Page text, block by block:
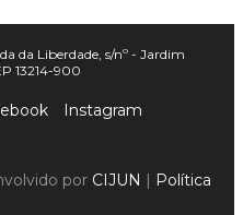
da Liberdade, s/nº - Jardim
13214-900
Instagram
por CIJUN | Política